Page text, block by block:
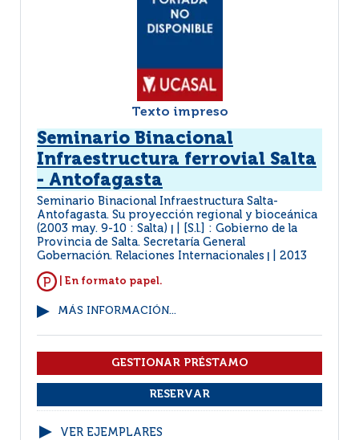
Texto impreso
Seminario Binacional
Infraestructura ferrovial Salta
- Antofagasta
Seminario Binacional Infraestructura Salta-
Antofagasta. Su proyección regional y bioceánica
(2003 may. 9-10 : Salta)
[S.l.] : Gobierno de la
Provincia de Salta. Secretaría General
Gobernación. Relaciones Internacionales
2013
| En formato papel.
MÁS INFORMACIÓN...
VER EJEMPLARES